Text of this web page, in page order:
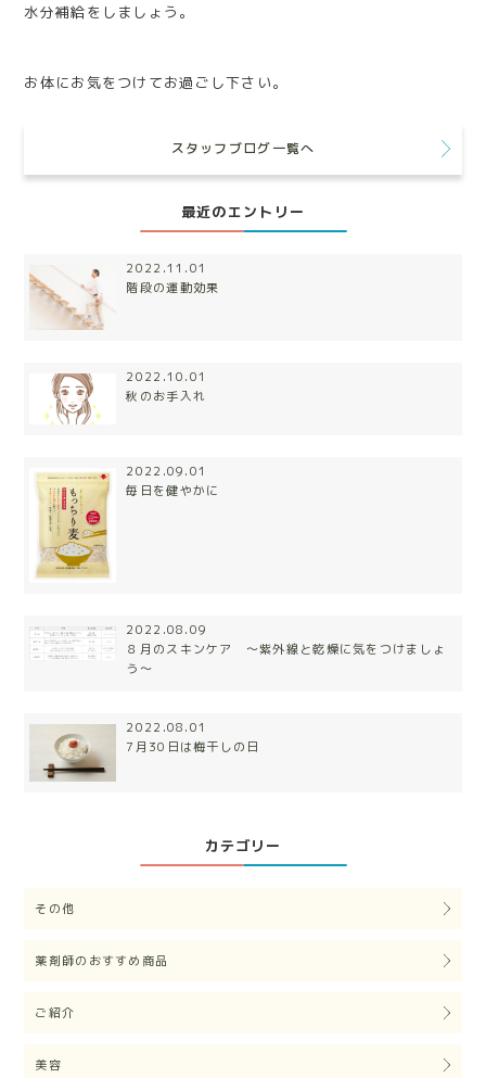
水分補給をしましょう。
お体にお気をつけてお過ごし下さい。
スタッフブログ一覧へ
最近のエントリー
2022.11.01
階段の運動効果
2022.10.01
秋のお手入れ
2022.09.01
毎日を健やかに
2022.08.09
８月のスキンケア 〜紫外線と乾燥に気をつけましょ
う〜
2022.08.01
7月30日は梅干しの日
カテゴリー
その他
薬剤師のおすすめ商品
ご紹介
美容